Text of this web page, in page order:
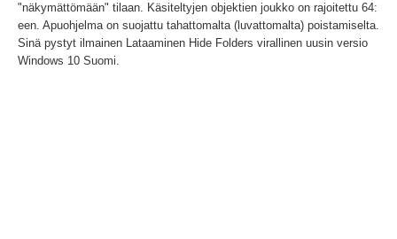
"näkymättömään" tilaan. Käsiteltyjen objektien joukko on rajoitettu 64:
een. Apuohjelma on suojattu tahattomalta (luvattomalta) poistamiselta.
Sinä pystyt ilmainen Lataaminen Hide Folders virallinen uusin versio
Windows 10 Suomi.